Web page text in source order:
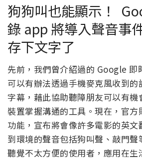
狗狗叫也能顯示！
錄 app 將導入聲音事
存下文字了
先前，我們曾介紹過的 Google 即
可以有辦法透過手機麥克風收到
字幕，藉此協助聽障朋友可以有機
裝置掌握溝通的工具。現在，官方
功能，宣布將會像許多電影的英文
到環境的聲音包括狗叫聲、敲門
聽覺不太方便的使用者，應用在生